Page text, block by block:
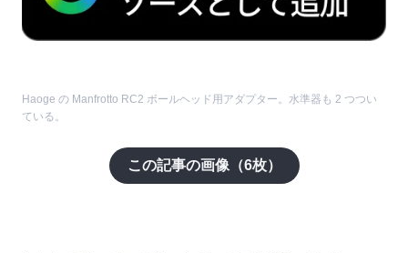
Haoge の Manfrotto RC2 ボールヘッド用アダプター。水準器も 2 つつい
ている。
この記事の画像（6枚）